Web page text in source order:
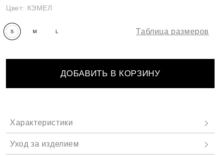
Цвет: КЭМЕЛ
S M L Таблица размеров
ДОБАВИТЬ В КОРЗИНУ